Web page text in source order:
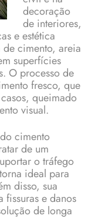
decoração
de interiores,
e estética
cimento, areia
superfícies
O processo de
fresco, que
queimado
visual.
cimento
de um
o tráfego
ideal para
disso, sua
fissuras e danos
de longa